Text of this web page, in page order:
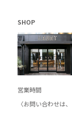
SHOP
営業時間
〈お問い合わせは、